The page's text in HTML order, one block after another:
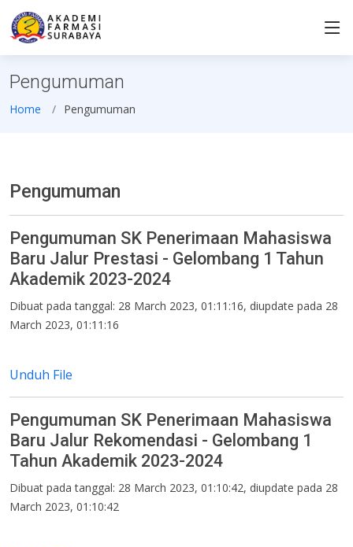
Pengumuman
Home Pengumuman
Pengumuman
Pengumuman SK Penerimaan Mahasiswa
Baru Jalur Prestasi - Gelombang 1 Tahun
Akademik 2023-2024
Dibuat pada tanggal: 28 March 2023, 01:11:16, diupdate pada 28
March 2023, 01:11:16
Unduh File
Pengumuman SK Penerimaan Mahasiswa
Baru Jalur Rekomendasi - Gelombang 1
Tahun Akademik 2023-2024
Dibuat pada tanggal: 28 March 2023, 01:10:42, diupdate pada 28
March 2023, 01:10:42